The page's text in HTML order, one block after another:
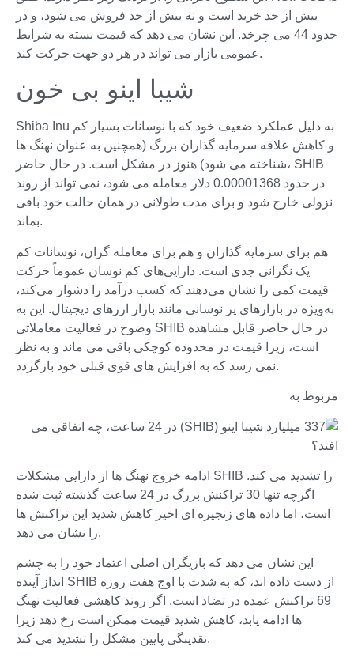
بیش از حد خرید است و نه بیش از حد فروش می شود، و در
حدود 44 می چرخد. این نشان می دهد که قیمت بسته به شرایط
عمومی بازار می تواند در هر دو جهت حرکت کند.
شیبا اینو بی خون
Shiba Inu به دلیل عملکرد ضعیف خود که با نوسانات بسیار کم
و کاهش علاقه سرمایه گذاران بزرگ (همچنین به عنوان نهنگ ها
شناخته می شود) هنوز در مشکل است. در حال حاضر، SHIB
در حدود 0.00001368 دلار معامله می شود، نمی تواند از روند
نزولی خارج شود و برای مدت طولانی در همان حالت خود باقی
بماند.
هم برای سرمایه گذاران و هم برای معامله گران، نوسانات کم
یک نگرانی جدی است. دارایی‌های کم نوسان عموماً حرکت
قیمت کمی را نشان می‌دهند که کسب درآمد را دشوار می‌کند،
به‌ویژه در بازارهای پر نوسانی مانند بازار ارزهای دیجیتال. این به
وضوح در فعالیت معاملاتی SHIB در حال حاضر قابل مشاهده
است، زیرا قیمت در محدوده کوچکی باقی می ماند و به نظر
نمی رسد که به افزایش های قوی قبلی خود بازگردد.
مربوط به
ادامه خروج نهنگ ها از دارایی مشکلات SHIB را تشدید می کند.
اگرچه تنها 30 تراکنش بزرگ در 24 ساعت گذشته ثبت شده
است، اما داده های زنجیره ای اخیر کاهش شدید این تراکنش ها
را نشان می دهد.
این نشان می دهد که بازیگران اصلی اعتماد خود را به چشم
انداز آینده SHIB از دست داده اند، که به شدت با اوج هفت روزه
69 تراکنش عمده در تضاد است. اگر روند کاهشی فعالیت نهنگ
ها ادامه یابد، کاهش شدید قیمت ممکن است رخ دهد زیرا
نقدینگی پایین مشکل را تشدید می کند.